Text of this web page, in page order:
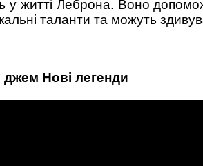
житті Леброна. Воно
таланти та можуть
джем Нові легенди